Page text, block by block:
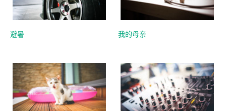
避暑 我的母亲